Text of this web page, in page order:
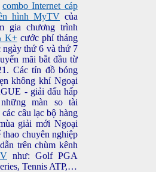
combo Internet cáp
hình MyTV của
gia chương trình
K+cước phí tháng
thứ 6 và thứ 7
mãi bắt đầu từ
Các tín đồ bóng
không khí Ngoại
- giải đấu hấp
màn so tài
câu lạc bộ hàng
giải mới Ngoại
chuyên nghiệp
trên chùm kênh
như: Golf PGA
Tennis ATP,…